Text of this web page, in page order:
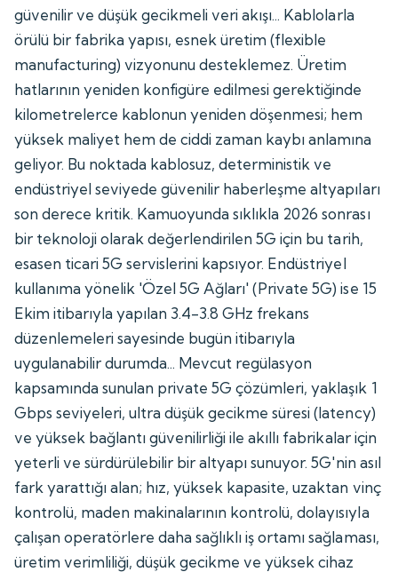
güvenilir ve düşük gecikmeli veri akışı... Kablolarla
örülü bir fabrika yapısı, esnek üretim (flexible
manufacturing) vizyonunu desteklemez. Üretim
hatlarının yeniden konfigüre edilmesi gerektiğinde
kilometrelerce kablonun yeniden döşenmesi; hem
yüksek maliyet hem de ciddi zaman kaybı anlamına
geliyor. Bu noktada kablosuz, deterministik ve
endüstriyel seviyede güvenilir haberleşme altyapıları
son derece kritik. Kamuoyunda sıklıkla 2026 sonrası
bir teknoloji olarak değerlendirilen 5G için bu tarih,
esasen ticari 5G servislerini kapsıyor. Endüstriyel
kullanıma yönelik 'Özel 5G Ağları' (Private 5G) ise 15
Ekim itibarıyla yapılan 3.4-3.8 GHz frekans
düzenlemeleri sayesinde bugün itibarıyla
uygulanabilir durumda... Mevcut regülasyon
kapsamında sunulan private 5G çözümleri, yaklaşık 1
Gbps seviyeleri, ultra düşük gecikme süresi (latency)
ve yüksek bağlantı güvenilirliği ile akıllı fabrikalar için
yeterli ve sürdürülebilir bir altyapı sunuyor. 5G'nin asıl
fark yarattığı alan; hız, yüksek kapasite, uzaktan vinç
kontrolü, maden makinalarının kontrolü, dolayısıyla
çalışan operatörlere daha sağlıklı iş ortamı sağlaması,
üretim verimliliği, düşük gecikme ve yüksek cihaz